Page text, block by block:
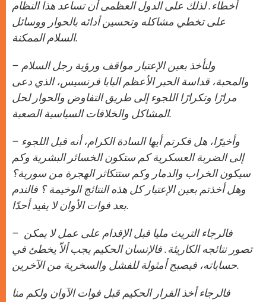
أخطاء. لذلك على الدول العظمى أن تساعد هذا النظام
على تخطي مشاكله وتحسين أدائه بالحوار ووسائل
السلام الممكنة.
– ولنأخذ بعين الإعتبار مواقف ورؤية رجل السلام
والمحبة، قداسة الحبر الأعظم البابا فرنسيس، الذي دعى
مرارًا وتكرارًا اللجوء إلى طريق التفاوض والحوار لحل
المشاكل والخلافات السياسية الصعبة.
– وأخيرًا، هل فكرتم أيها السادة الكرام، أنه قبل اللجوء
إلى الضربة العسكرية كم ستكون الخسائر البشرية وكم
سيكون الخراب والدمار وكم ستتكاثر الهجرة من سورية؟
وهل أخذتم بعين الإعتبار كل هذه النتائج الوخيمة ؟ فالندم
بعد فوات الأوان لا يفيد أحدًا.
– فالرجاء التريث مليا قبل الإقدام على عمل لا يمكن
تصور نتائجه الكاريثة. فالإنسان الحكيم يجب ألاّ يخطئ في
حساباته، فيصبح أمثولة للفشل والسخرية من الآخرين.
فالرجاء أخذ القرار الحكيم قبل فوات الآوان ولكم منا